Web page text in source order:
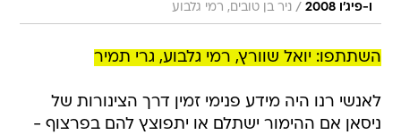
ו-פיג'ו 2008
/ ניר בן טובים, רמי גלבוע
השתתפו: יואל שוורץ, רמי גלבוע, גרי תמיר
לאנשי רנו היה מידע פנימי זמין דרך הצינורות של
ניסאן אם ההימור ישתלם או יתפוצץ להם בפרצוף -